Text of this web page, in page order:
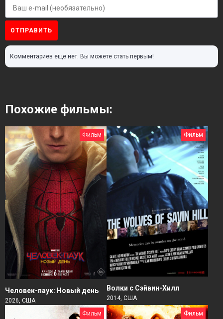
ОТПРАВИТЬ
Комментариев еще нет. Вы можете стать первым!
Похожие фильмы:
Фильм
Человек-паук: Новый день
2026, США
Фильм
Волки с Сэйвин-Хилл
2014, США
Фильм Фильм